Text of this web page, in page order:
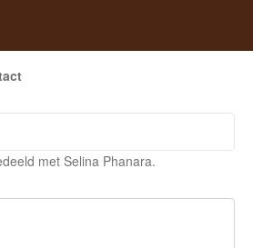
met Selina Phanara.